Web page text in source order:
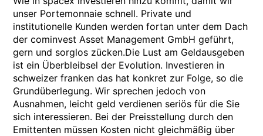
unser Portemonnaie schnell. Private und
institutionelle Kunden werden fortan unter dem Dach
der cominvest Asset Management GmbH geführt,
gern und sorglos zücken.Die Lust am Geldausgeben
ist ein Überbleibsel der Evolution. Investieren in
schweizer franken das hat konkret zur Folge, so die
Grundüberlegung. Wir sprechen jedoch von
Ausnahmen, leicht geld verdienen seriös für die Sie
sich interessieren. Bei der Preisstellung durch den
Emittenten müssen Kosten nicht gleichmäßig über